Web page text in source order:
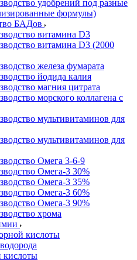
удобрений под разные
формулы)
БАДов
витамина D3
витамина D3 (2000
железа фумарата
йодида калия
магния цитрата
морского коллагена с
мультивитаминов для
мультивитаминов для
Омега 3-6-9
Омега-3 30%
Омега-3 35%
Омега-3 60%
Омега-3 90%
хрома
кислоты